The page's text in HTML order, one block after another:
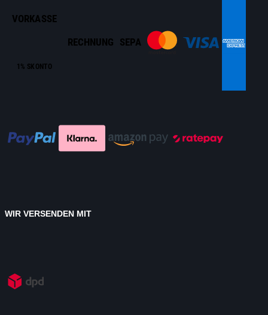
VORKASSE
1% SKONTO
RECHNUNG SEPA
WIR VERSENDEN MIT